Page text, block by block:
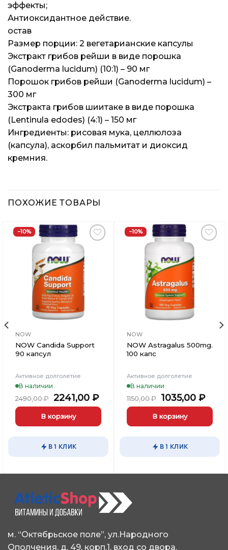
эффекты;
Антиоксидантное действие.
остав
Размер порции: 2 вегетарианские капсулы
Экстракт грибов рейши в виде порошка
(Ganoderma lucidum) (10:1) – 90 мг
Порошок грибов рейши (Ganoderma lucidum) –
300 мг
Экстракта грибов шиитаке в виде порошка
(Lentinula edodes) (4:1) – 150 мг
Ингредиенты: рисовая мука, целлюлоза
(капсула), аскорбил пальмитат и диоксид
кремния.
ПОХОЖИЕ ТОВАРЫ
−10%
Добавить
Вишлист
NOW
NOW Candida Support
90 капсул
Активное долголетие
В наличии
2490,00₽ Первоначальная
цена
составляла
2490,00 ₽.
2241,00 ₽Текущая
цена:
В корзину
В 1 КЛИК
−10%
Добавить
Вишлист
NOW
NOW Astragalus 500mg.
100 капс
Активное долголетие
В наличии
1150,00₽
цена
составляла
1150,00 ₽.
1035,00 ₽
В корзину
В 1 КЛИК
м. “Октябрьское поле”, ул.Народного
Ополчения, д. 49, корп.1, вход со двора.